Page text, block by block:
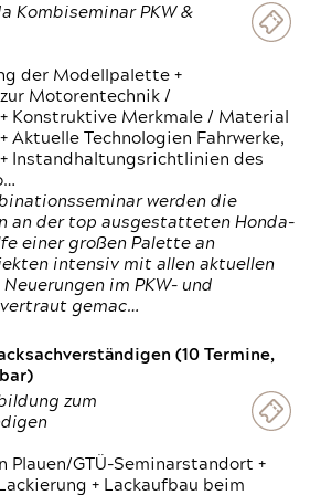
Kombiseminar PKW &
der Modellpalette +
Motorentechnik /
Konstruktive Merkmale / Material
Aktuelle Technologien Fahrwerke,
Instandhaltungsrichtlinien des
werden die
an der top ausgestatteten Honda-
einer großen Palette an
intensiv mit allen aktuellen
im PKW- und
gemac…
(10 Termine,
zum
Plauen/GTÜ-Seminarstandort +
+ Lackaufbau beim